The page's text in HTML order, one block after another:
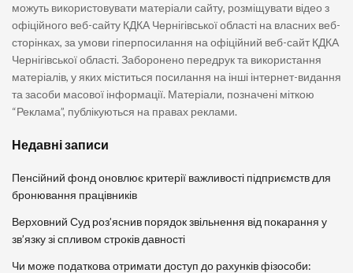
можуть використовувати матеріали сайту, розміщувати відео з
офіційного веб-сайту КДКА Чернігівської області на власних веб-
сторінках, за умови гіперпосилання на офіційний веб-сайт КДКА
Чернігівської області. Заборонено передрук та використання
матеріалів, у яких міститься посилання на інші інтернет-видання
та засоби масової інформації. Матеріали, позначені міткою
“Реклама”, публікуються на правах реклами.
Недавні записи
Пенсійний фонд оновлює критерії важливості підприємств для
бронювання працівників
Верховний Суд роз’яснив порядок звільнення від покарання у
зв’язку зі спливом строків давності
Чи може податкова отримати доступ до рахунків фізособи: